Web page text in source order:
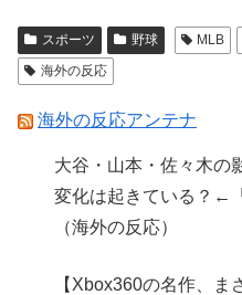
スポーツ 野球 MLB
海外の反応
海外の反応アンテナ
大谷・山本・佐々木の
変化は起きている？←
（海外の反応）
【Xbox360の名作、ま